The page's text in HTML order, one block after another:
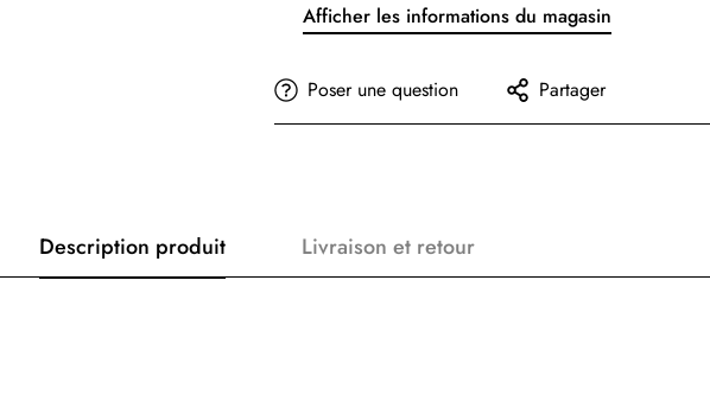
Afficher les informations du magasin
Poser une question Partager
Description produit Livraison et retour